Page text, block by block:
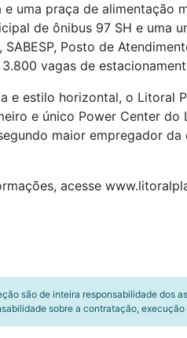
uma praça de alimentação
de ônibus 97 SH e
Posto de
vagas de
estilo horizontal, o Litoral
e único Power Center
maior empregador
acesse
são de inteira responsabilidade dos
sobre a contratação,